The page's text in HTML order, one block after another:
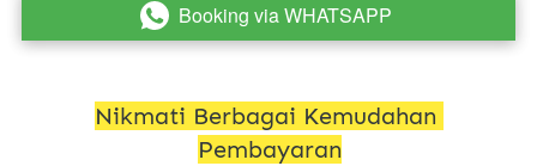
` Booking via WHATSAPP
Nikmati Berbagai Kemudahan
Pembayaran